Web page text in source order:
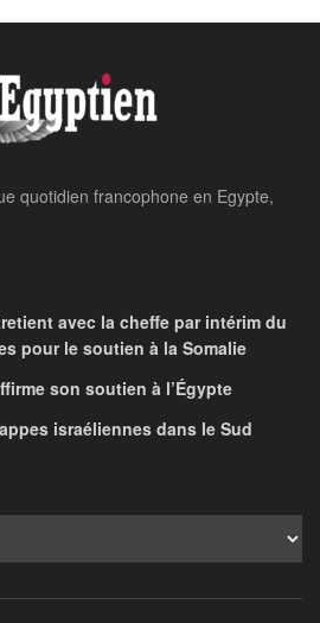
des AE
par
son
britannique
June 20, 2025